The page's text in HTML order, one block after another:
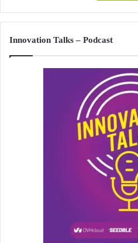
Innovation Talks – Podcast